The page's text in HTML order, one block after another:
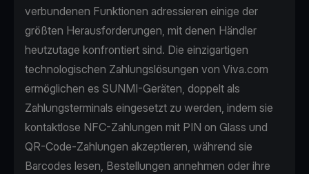
verbundenen Funktionen adressieren einige der
größten Herausforderungen, mit denen Händler
heutzutage konfrontiert sind. Die einzigartigen
technologischen Zahlungslösungen von Viva.com
ermöglichen es SUNMI-Geräten, doppelt als
Zahlungsterminals eingesetzt zu werden, indem sie
kontaktlose NFC-Zahlungen mit PIN on Glass und
QR-Code-Zahlungen akzeptieren, während sie
Barcodes lesen, Bestellungen annehmen oder ihre